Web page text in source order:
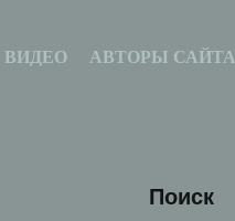
ВИДЕО АВТОРЫ САЙТА
Поиск